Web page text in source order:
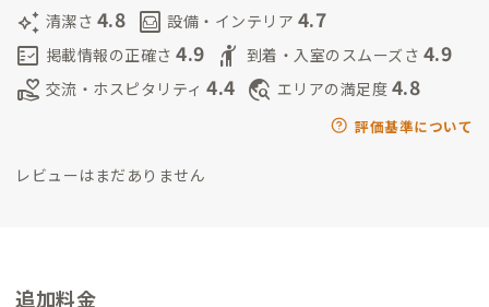
って気持ちのよい関係を築いていけたらうれしいです。
ろしくお願いします。
auto_awesome 清潔さ 4.8 living 設備・インテリア 4.7
fact_check 掲載情報の正確さ 4.9 hail 到着・入室のスムーズさ 4.9
volunteer_activism 交流・ホスピタリティ 4.4 travel_explore エリアの満足度 4.8
評価基準について
レビューはまだありません
追加料金